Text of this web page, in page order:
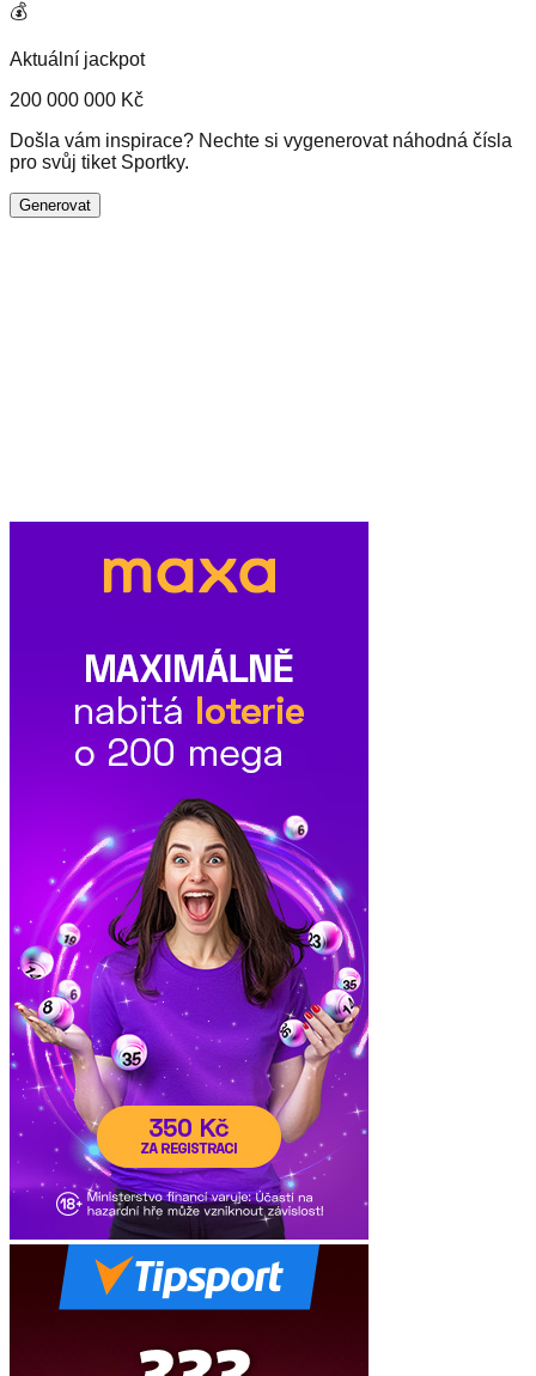
💰
Aktuální jackpot
200 000 000 Kč
Došla vám inspirace? Nechte si vygenerovat náhodná čísla
pro svůj tiket Sportky.
Generovat